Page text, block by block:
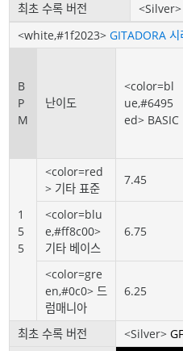
최초 수록 버전
<white,#1f2023>GITADORA 시
B
P
M
난이도
<color=bl
ue,#6495
ed> BASIC
1
5
5
<color=red
> 기타 표준
7.45
<color=blu
e,#ff8c00>
기타 베이스
6.75
<color=gre
en,#0c0> 드
럼매니아
6.25
최초 수록 버전 <Silver>